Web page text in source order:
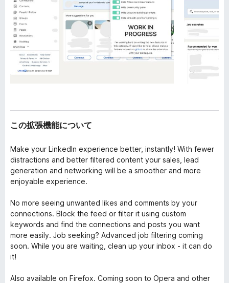
この拡張機能について
Make your LinkedIn experience better, instantly! With fewer
distractions and better filtered content your sales, lead
generation and networking will be a smoother and more
enjoyable experience.
No more seeing unwanted likes and comments by your
connections. Block the feed or filter it using custom
keywords and find the connections and posts you want
more easily. Job seeking? Advanced job filtering coming
soon. While you are waiting, clean up your inbox - it can do
it!
Also available on Firefox. Coming soon to Opera and other